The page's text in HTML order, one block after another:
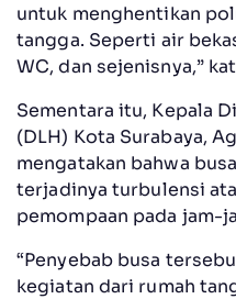
untuk menghentikan
tangga. Seperti air
WC, dan sejenisnya,”
Sementara itu, Kepala
(DLH) Kota Surabaya,
mengatakan bahwa
terjadinya turbulensi
pemompaan pada jam-
“Penyebab busa
kegiatan dari rumah